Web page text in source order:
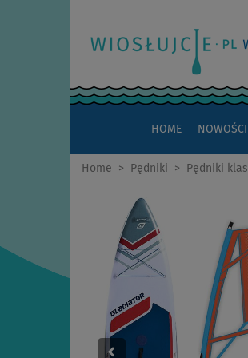
HOME NOWOŚCI
Home > Pędniki > Pędniki